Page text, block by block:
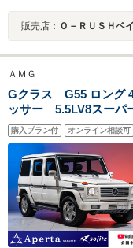
販売店： Ｏ－ＲＵＳＨベ
ＡＭＧ
Gクラス G55 ロング
ッサー 5.5LV8スーパ
車 スライディングサ
革 シートヒーター
ビ ヘッドライトガード
購入プラン付 オンライン相談可